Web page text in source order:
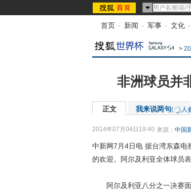
首页 - 新闻 - 军事 - 文化 -
>
非洲球员并
正文 我来说两句( 人
2014年07月04日19:40 来源： 中国
中新网7月4日电 据台湾东森电
的欢迎。阿尔及利亚全体球员
阿尔及利亚八分之一决赛面